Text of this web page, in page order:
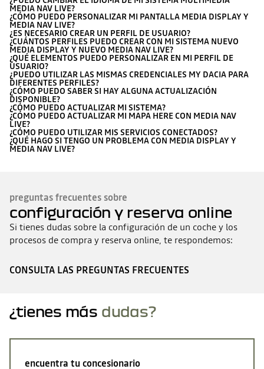
MEDIA NAV LIVE?
¿CÓMO PUEDO PERSONALIZAR MI PANTALLA MEDIA DISPLAY Y
MEDIA NAV LIVE?
¿ES NECESARIO CREAR UN PERFIL DE USUARIO?
¿CUÁNTOS PERFILES PUEDO CREAR CON MI SISTEMA NUEVO
MEDIA DISPLAY Y NUEVO MEDIA NAV LIVE?
¿QUÉ ELEMENTOS PUEDO PERSONALIZAR EN MI PERFIL DE
USUARIO?
¿PUEDO UTILIZAR LAS MISMAS CREDENCIALES MY DACIA PARA
DIFERENTES PERFILES?
¿CÓMO PUEDO SABER SI HAY ALGUNA ACTUALIZACIÓN
DISPONIBLE?
¿CÓMO PUEDO ACTUALIZAR MI SISTEMA?
¿CÓMO PUEDO ACTUALIZAR MI MAPA HERE CON MEDIA NAV
LIVE?
¿CÓMO PUEDO UTILIZAR MIS SERVICIOS CONECTADOS?
¿QUÉ HAGO SI TENGO UN PROBLEMA CON MEDIA DISPLAY Y
MEDIA NAV LIVE?
preguntas frecuentes sobre
configuración y reserva online
Si tienes dudas sobre la configuración de un coche y los
procesos de compra y reserva online, te respondemos:
CONSULTA LAS PREGUNTAS FRECUENTES
¿tienes más dudas?
encuentra tu concesionario